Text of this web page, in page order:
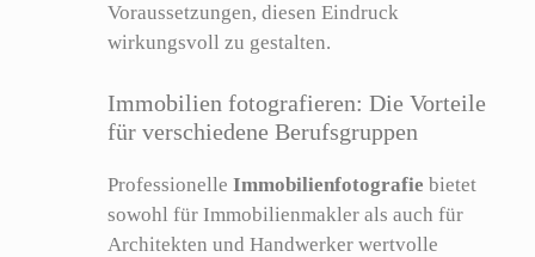
Voraussetzungen, diesen Eindruck
wirkungsvoll zu gestalten.
Immobilien fotografieren: Die Vorteile
für verschiedene Berufsgruppen
Professionelle Immobilienfotografie bietet
sowohl für Immobilienmakler als auch für
Architekten und Handwerker wertvolle